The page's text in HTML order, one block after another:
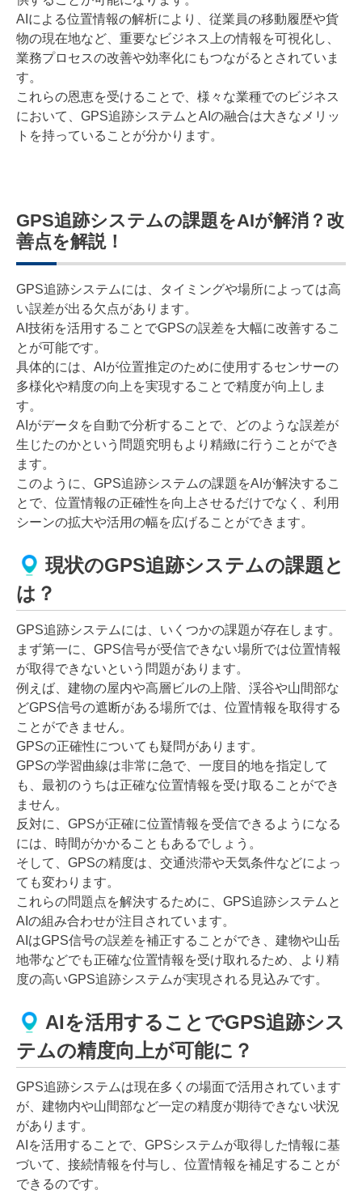
AIによる位置情報の解析により、従業員の移動履歴や貨
物の現在地など、重要なビジネス上の情報を可視化し、
業務プロセスの改善や効率化にもつながるとされていま
す。
これらの恩恵を受けることで、様々な業種でのビジネス
において、GPS追跡システムとAIの融合は大きなメリッ
トを持っていることが分かります。
GPS追跡システムの課題をAIが解消？改
善点を解説！
GPS追跡システムには、タイミングや場所によっては高
い誤差が出る欠点があります。
AI技術を活用することでGPSの誤差を大幅に改善するこ
とが可能です。
具体的には、AIが位置推定のために使用するセンサーの
多様化や精度の向上を実現することで精度が向上しま
す。
AIがデータを自動で分析することで、どのような誤差が
生じたのかという問題究明もより精緻に行うことができ
ます。
このように、GPS追跡システムの課題をAIが解決するこ
とで、位置情報の正確性を向上させるだけでなく、利用
シーンの拡大や活用の幅を広げることができます。
現状のGPS追跡システムの課題と
は？
GPS追跡システムには、いくつかの課題が存在します。
まず第一に、GPS信号が受信できない場所では位置情報
が取得できないという問題があります。
例えば、建物の屋内や高層ビルの上階、渓谷や山間部な
どGPS信号の遮断がある場所では、位置情報を取得する
ことができません。
GPSの正確性についても疑問があります。
GPSの学習曲線は非常に急で、一度目的地を指定して
も、最初のうちは正確な位置情報を受け取ることができ
ません。
反対に、GPSが正確に位置情報を受信できるようになる
には、時間がかかることもあるでしょう。
そして、GPSの精度は、交通渋滞や天気条件などによっ
ても変わります。
これらの問題点を解決するために、GPS追跡システムと
AIの組み合わせが注目されています。
AIはGPS信号の誤差を補正することができ、建物や山岳
地帯などでも正確な位置情報を受け取れるため、より精
度の高いGPS追跡システムが実現される見込みです。
AIを活用することでGPS追跡シス
テムの精度向上が可能に？
GPS追跡システムは現在多くの場面で活用されています
が、建物内や山間部など一定の精度が期待できない状況
があります。
AIを活用することで、GPSシステムが取得した情報に基
づいて、接続情報を付与し、位置情報を補足することが
できるのです。